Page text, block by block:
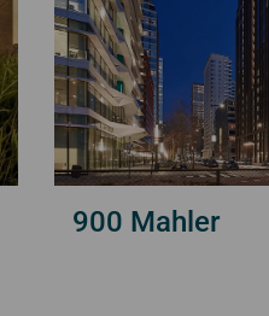
900 Mahler